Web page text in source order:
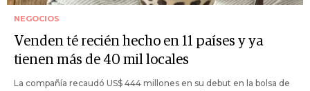
NEGOCIOS
Venden té recién hecho en 11 países y ya
tienen más de 40 mil locales
La compañía recaudó US$ 444 millones en su debut en la bolsa de